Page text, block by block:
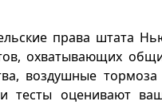
права штата
охватывающих
воздушные
тесты оценивают